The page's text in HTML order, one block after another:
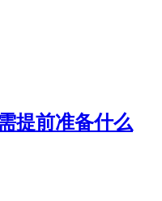
提前准备什么